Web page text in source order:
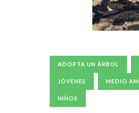
ADOPTA UN ÁRBOL
JÓVENES MEDIO
NIÑOS